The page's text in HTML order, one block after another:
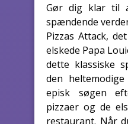
Gør dig klar til
spændende
Pizzas Attack,
elskede Papa
dette klassiske
den
episk søgen
pizzaer og de
restaurant. Når